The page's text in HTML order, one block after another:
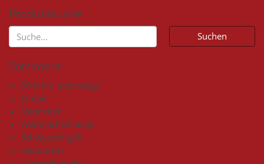
Produktsuche
Sortiment
50 Jahre unterwegs
Kinder
Neuheiten
Weihnachtsklänge
Schwyzerörgeli
Handorgel